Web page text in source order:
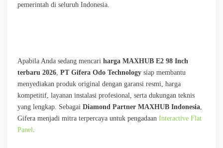
pemerintah di seluruh Indonesia.
Apabila Anda sedang mencari harga MAXHUB E2 98 Inch
terbaru 2026 PT Gifera Odo Technology siap membantu
menyediakan produk original dengan garansi resmi, harga
kompetitif, layanan instalasi profesional, serta dukungan teknis
yang lengkap. Sebagai Diamond Partner MAXHUB Indonesia
Gifera menjadi mitra terpercaya untuk pengadaan Interactive Flat
Panel